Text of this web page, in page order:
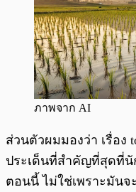
ภาพจาก AI
ส่วนตัวผมมองว่า เรื่อง
ประเด็นที่สำคัญที่สุดที่นั
ตอนนี้ ไม่ใช่เพราะมันจ